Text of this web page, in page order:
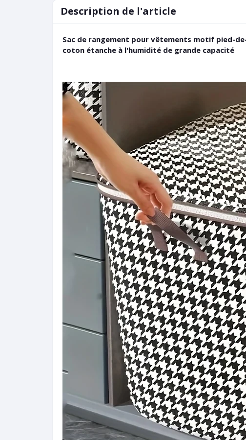
Description de l'article
Sac de rangement pour vêtements motif pied-
coton étanche à l'humidité de grande capacité